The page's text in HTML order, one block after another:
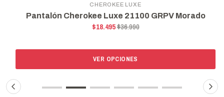
CHEROKEE LUXE
Pantalón Cherokee Luxe 21100 GRPV Morado
$18.495$36.990
VER OPCIONES